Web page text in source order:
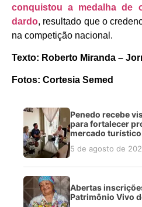
conquistou a medalha de
dardo, resultado que o
na competição nacional.
Texto: Roberto Miranda –
Fotos: Cortesia Semed
Penedo recebe
para fortalecer
mercado turístico
5 de agosto de
Abertas
Patrimônio Vivo